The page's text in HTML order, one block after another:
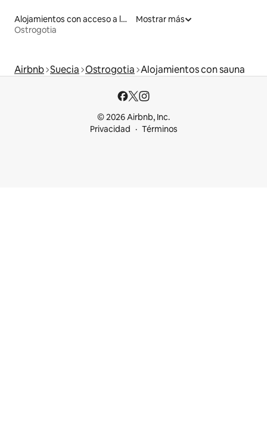
Alojamientos con acceso a la playa
Ostrogotia
Mostrar más
Airbnb Suecia Ostrogotia Alojamientos con sauna
© 2026 Airbnb, Inc.
Privacidad
Términos